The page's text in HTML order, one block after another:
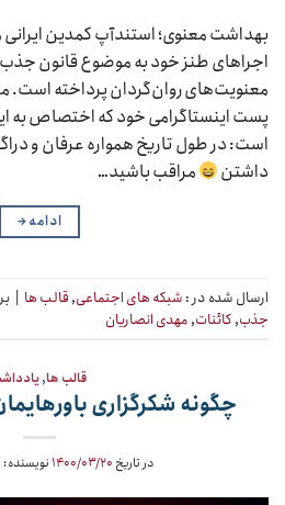
بهداشت معنوی؛ استندآپ کمدین ایرانی
اجراهای طنز خود به موضوع قانون جذب،
معنویت‌های روان‌گردان پرداخته است.
پست اینستاگرامی خود که اختصاص به
است: در طول تاریخ همواره عرفان و
داشتن
مراقب باشید…
ادامه→
ارسال شده در : شبکه های اجتماعی, قالب ها |
جذب, کائنات, مهدی انصاریان
قالب ها,
چگونه شکرگزاری
در تاریخ ۱۴۰۰/۰۳/۲۰ نویسنده: